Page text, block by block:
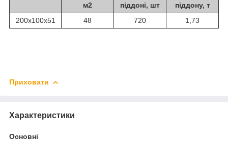
м2
піддоні, шт
піддону, т
200х100х51
48 720 1,73
Приховати
Характеристики
Основні